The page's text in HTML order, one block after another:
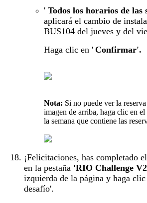
' Todos los horarios de las
aplicará el cambio de
BUS104 del jueves y del
Haga clic en ' Confirmar'.
Nota: Si no puede ver la
imagen de arriba, haga clic en
la semana que contiene las
¡Felicitaciones, has completado
en la pestaña 'RIO Challenge
izquierda de la página y haga
desafío'.